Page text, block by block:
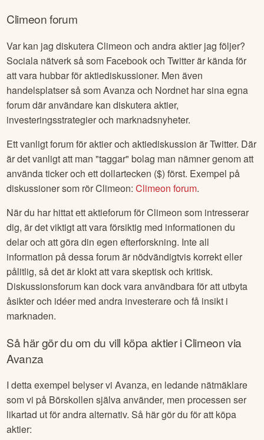
Climeonhittar du hos oss här:
Liknande bolag somClimeon
Många som är intresserade avClimeontitar ofta på andra
bolag i samma branch, Förnybarenergi. Några av de mest
populära bolagen är Orrön EnergyfrånSverige
frånSverigeochMinestofrånSverige
Climeonforum
Var kan jag diskuteraClimeonoch andra aktier jag följer?
Sociala nätverk så som Facebook och Twitter är kända för
handelsplatser så som Avanza och Nordnet har sina egna
forum där användare kan diskutera aktier,
investeringsstrategier och marknadsnyheter.
Ett vanligt forum för aktier och aktiediskussion är Twitter. Där
är det vanligt att man "taggar" bolag man nämner genom att
använda ticker och ett dollartecken ($) först. Exempel på
diskussioner som rör
När du har hittat ett aktieforum för
Climeon som intresserar
dig, är det viktigt att vara försiktig med informationen du
delar och att göra din egen efterforskning. Inte all
information på dessa forum är nödvändigtvis korrekt eller
pålitlig, så det är klokt att vara skeptisk och kritisk.
Diskussionsforum kan dock vara användbara för att utbyta
åsikter och idéer med andra investerare och få insikt i